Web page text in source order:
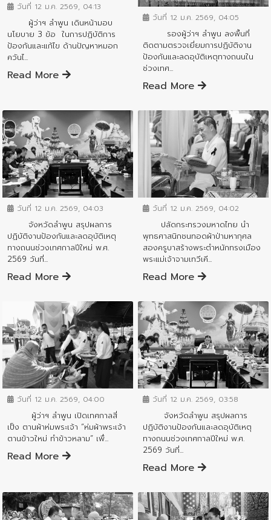
วันที่ 12 ม.ค. 2569, 04:13
ผู้ว่าฯ ลำพูน เดินหน้ามอบ
นโยบาย 3 ข้อ ในการปฏิบัติการ
ป้องกันและแก้ไข ด้านปัญหาหมอก
ควันไ...
Read More
วันที่ 12 ม.ค. 2569, 04:05
รองผู้ว่าฯ ลำพูน ลงพื้นที่
ติดตามตรวจเยี่ยมการปฏิบัติงาน
ป้องกันและลดอุบัติเหตุทางถนนใน
ช่วงเทศ...
Read More
ข่าวสารจังหวัด
วันที่ 12 ม.ค. 2569, 04:03
จังหวัดลำพูน สรุปผลการ
ปฏิบัติงานป้องกันและลดอุบัติเหตุ
ทางถนนช่วงเทศกาลปีใหม่ พ.ศ.
2569 วันที่...
Read More
ข่าวสารจังหวัด
วันที่ 12 ม.ค. 2569, 04:02
ปลัดกระทรวงมหาดไทย นำ
พุทธศาสนิกชนทอดผ้าป่ามหากุศล
สองครูบาสร้างพระตำหนักทรงเมือง
พระแม่เจ้าจามเทวีเคี...
Read More
ข่าวสารจังหวัด
วันที่ 12 ม.ค. 2569, 04:00
ผู้ว่าฯ ลำพูน เปิดเทศกาลสี่
เป็ง ตานผ้าห่มพระเจ้า “ห่มผ้าพระเจ้า
ตานข้าวใหม่ ทำข้าวหลาม“ เพื่...
Read More
ข่าวสารจังหวัด
วันที่ 12 ม.ค. 2569, 03:58
จังหวัดลำพูน สรุปผลการ
ปฏิบัติงานป้องกันและลดอุบัติเหตุ
ทางถนนช่วงเทศกาลปีใหม่ พ.ศ.
2569 วันที่...
Read More